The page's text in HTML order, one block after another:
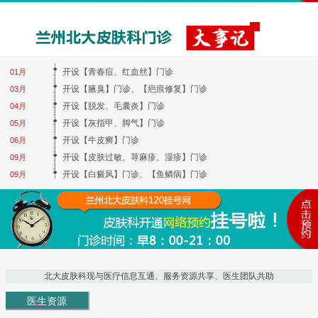
01月
03月
04月
05月
06月
09月
09月
开设【青春痘、红血丝】门诊
开设【腋臭】门诊、【疤痕修复】门诊
开设【脱发、毛囊炎】门诊
开设【灰指甲、脚气】门诊
开设【牛皮癣】门诊
开设【皮肤过敏、荨麻疹、湿疹】门诊
开设【白癜风】门诊、【鱼鳞病】门诊
北大皮肤科现与医疗信息互通、服务资源共享、医生团队共助
医生资源